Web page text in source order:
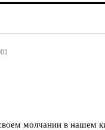
молчании в нашем